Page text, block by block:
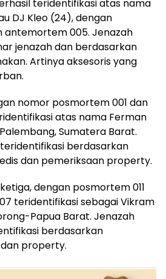
teridentifikasi atas nama
DJ Kleo (24), dengan
antemortem 005. Jenazah
jenazah dan berdasarkan
Artinya aksesoris yang
nomor posmortem 001 dan
atas nama Ferman
Sumatera Barat.
berdasarkan
dan pemeriksaan property.
dengan posmortem 011
teridentifikasi sebagai Vikram
Papua Barat. Jenazah
berdasarkan
property.